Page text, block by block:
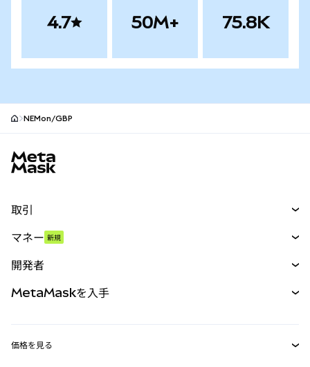
4.7 50M+ 75.8K
NEMon/GBP
取引
パーペチュアル
RWA
マネー 新規
開発者
MetaMaskを入手
価格を見る